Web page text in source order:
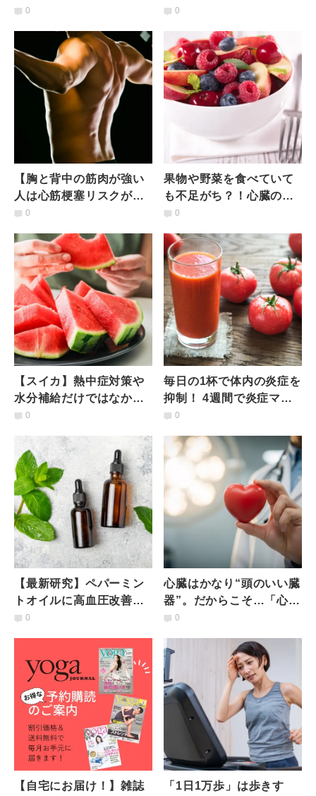
圧と心臓に何が起こる？
0
示した腸内環境と代謝へ
0
【胸と背中の筋肉が強い
人は心筋梗塞リスクが低
い！？】筋肉の密度と心
究が示唆
0
果物や野菜を食べていて
も不足がち？！心臓の健
康に関わる「フラバノー
り方とは【最新研究】
0
【スイカ】熱中症対策や
水分補給だけではなかっ
た！心臓病リスクを下げ
究で明らかに
0
毎日の1杯で体内の炎症を
抑制！ 4週間で炎症マー
カーが低下、トマト×大豆
の可能性【米研究】
0
【最新研究】ペパーミン
トオイルに高血圧改善の
可能性｜20日間の摂取で
0
心臓はかなり“頭のいい臓
器”。だからこそ…「心臓
が疲れる」と起こること
0
【自宅にお届け！】雑誌 「1日1万歩」は歩きす